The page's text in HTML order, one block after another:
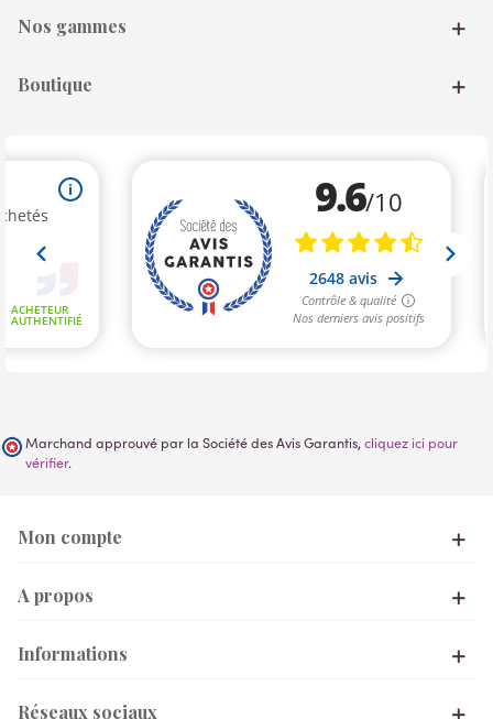
Nos gammes
Boutique
Marchand approuvé par la Société des Avis Garantis, cliquez ici pour
vérifier.
Mon compte
A propos
Informations
Réseaux sociaux